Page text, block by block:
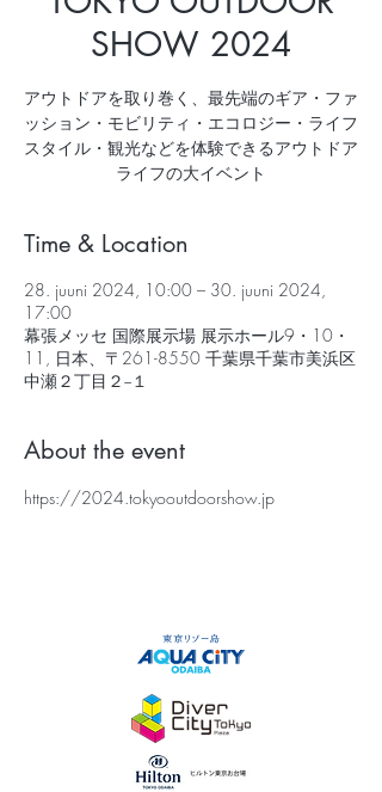
SHOW 2024
アウトドアを取り巻く、最先端のギア・ファ
ッション・モビリティ・エコロジー・ライフ
スタイル・観光などを体験できるアウトドア
ライフの大イベント
Time & Location
28. juuni 2024, 10:00 – 30. juuni 2024,
17:00
幕張メッセ 国際展示場 展示ホール9・10・
11, 日本、〒261-8550 千葉県千葉市美浜区
中瀬２丁目２−１
About the event
https://2024.tokyooutdoorshow.jp